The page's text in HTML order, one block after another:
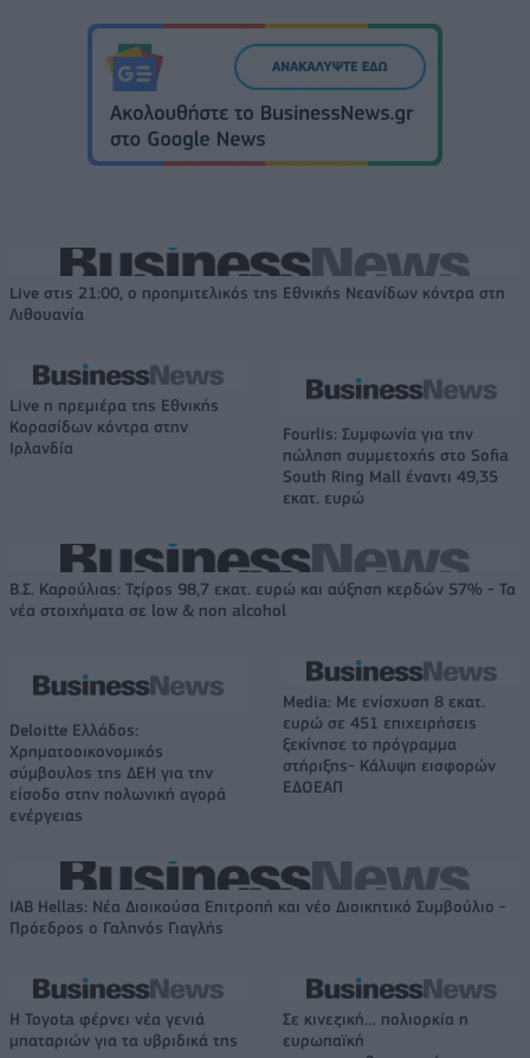
Live στις 21:00, ο προημιτελικός της Εθνικής Νεανίδων κόντρα στη
Λιθουανία
Live η πρεμιέρα της Εθνικής
Κορασίδων κόντρα στην
Ιρλανδία
Fourlis: Συμφωνία για την
πώληση συμμετοχής στο Sofia
South Ring Mall έναντι 49,35
εκατ. ευρώ
Β.Σ. Καρούλιας: Τζίρος 98,7 εκατ. ευρώ και αύξηση κερδών 57% - Τα
νέα στοιχήματα σε low & non alcohol
Deloitte Ελλάδος:
Χρηματοοικονομικός
σύμβουλος της ΔΕΗ για την
είσοδο στην πολωνική αγορά
ενέργειας
Media: Με ενίσχυση 8 εκατ.
ευρώ σε 451 επιχειρήσεις
ξεκίνησε το πρόγραμμα
στήριξης- Κάλυψη εισφορών
ΕΔΟΕΑΠ
IAB Hellas: Νέα Διοικούσα Επιτροπή και νέο Διοικητικό Συμβούλιο -
Πρόεδρος ο Γαληνός Γιαγλής
Η Toyota φέρνει νέα γενιά
μπαταριών για τα υβριδικά της
Σε κινεζική… πολιορκία η
ευρωπαϊκή